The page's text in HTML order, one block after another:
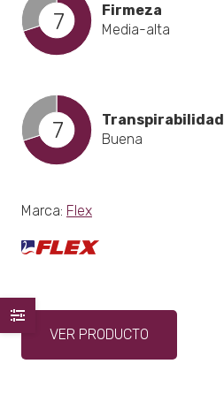
7
Firmeza
Media-alta
7
Transpirabilidad
Buena
Marca: Flex
VER PRODUCTO
Este
tiene